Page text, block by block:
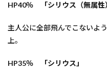
HP40％ 「シリウス（無属性
主人公に全部飛んでこないよ
上。
HP35％ 「シリウス」